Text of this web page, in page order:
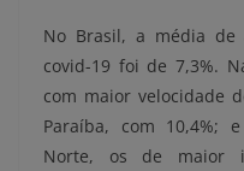
No Brasil, a média de
covid-19 foi de 7,3%.
com maior velocidade
Paraíba, com 10,4%;
Norte, os de maior